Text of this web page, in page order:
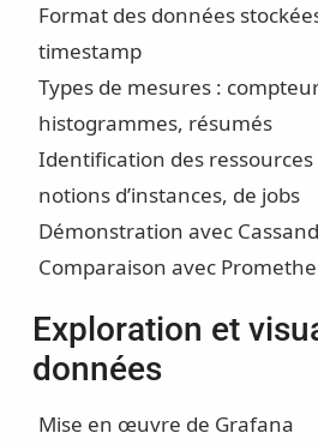
Format des données
timestamp
Types de mesures :
histogrammes, résumés
Identification des ressources
notions d’instances, de jobs
Démonstration avec
Comparaison avec
Exploration et
données
Mise en œuvre de Grafana